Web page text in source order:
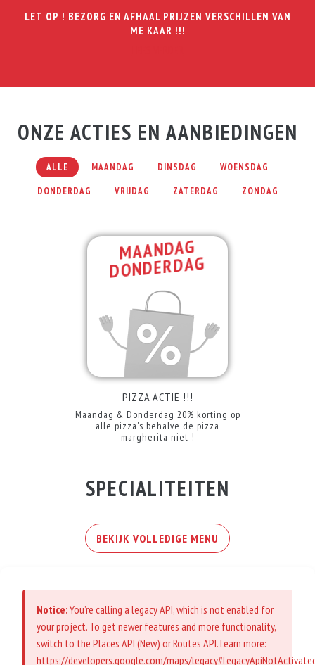
LET OP ! BEZORG EN AFHAAL PRIJZEN VERSCHILLEN VAN
ME KAAR !!!
ONZE ACTIES EN AANBIEDINGEN
ALLE MAANDAG DINSDAG
WOENSDAG
DONDERDAG
VRIJDAG ZATERDAG ZONDAG
MAANDAG
DONDERDAG
PIZZA ACTIE !!!
Maandag & Donderdag 20% korting op
alle pizza's behalve de pizza
margherita niet !
SPECIALITEITEN
BEKIJK VOLLEDIGE MENU
Notice:You’re calling a legacy API, which is not enabled for
your project. To get newer features and more functionality,
switch to the Places API (New) or Routes API. Learn more:
https://developers.google.com/maps/